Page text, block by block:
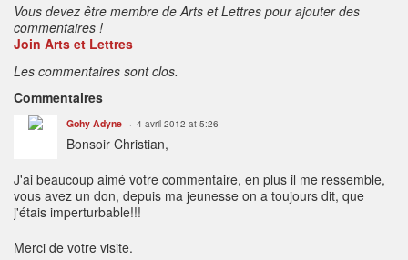
Vous devez être membre de Arts et Lettres pour ajouter des
commentaires !
Join Arts et Lettres
Les commentaires sont clos.
Commentaires
Gohy Adyne 4 avril 2012 at 5:26
Bonsoir Christian,
J'ai beaucoup aimé votre commentaire, en plus il me ressemble,
vous avez un don, depuis ma jeunesse on a toujours dit, que
j'étais imperturbable!!!
Merci de votre visite.